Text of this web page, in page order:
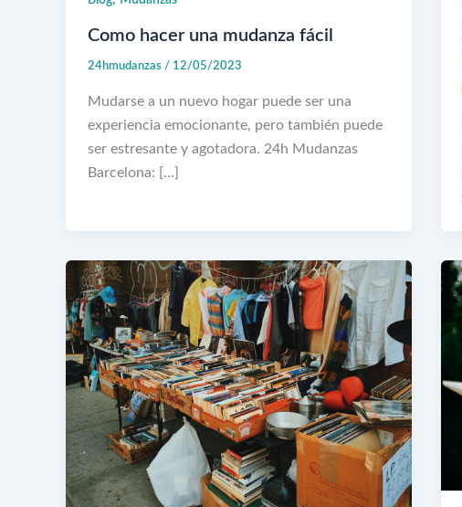
Como hacer una mudanza fácil
24hmudanzas / 12/05/2023
Mudarse a un nuevo hogar puede ser una
experiencia emocionante, pero también puede
ser estresante y agotadora. 24h Mudanzas
Barcelona: […]